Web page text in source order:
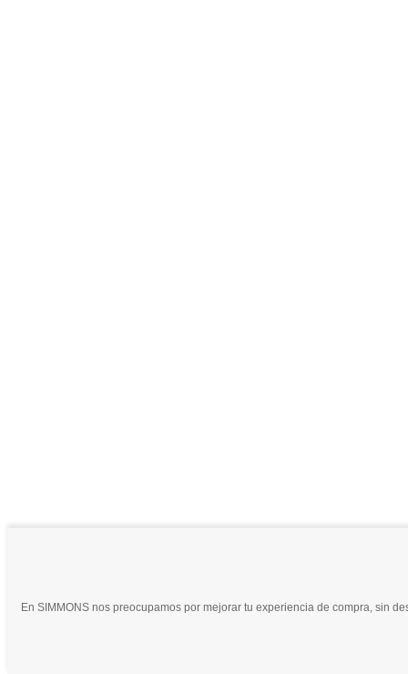
En SIMMONS nos preocupamos por mejorar tu experiencia de compra, sin